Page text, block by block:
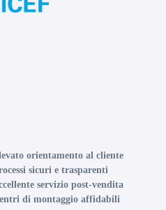
orientamento al cliente
sicuri e trasparenti
servizio post-vendita
di montaggio affidabili